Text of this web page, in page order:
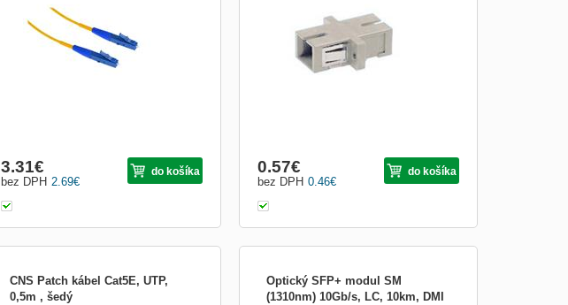
jednotlivých optický modulů. Použitý
ultraflexibilní optický kabel dovoluje velmi
malý poloměr ohybu...
2.69€
bez DPH
3.31€ do košíka
konektory. Vhodné pro multimode vlákna.
ZÁKLADNÍ SPECIFIKACE; Typ vlákna:
0.46€
bez DPH
0.57€ do košíka
CNS Patch kábel Cat5E, UTP,
0,5m , šedý
Optický SFP+ modul SM
(1310nm) 10Gb/s, LC, 10km, DMI